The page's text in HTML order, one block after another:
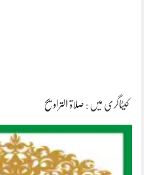
کیٹاگری میں : صلاۃ التراویح